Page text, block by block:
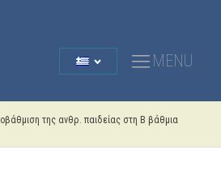
MENU
της ανθρ. παιδείας στη Β βάθμια